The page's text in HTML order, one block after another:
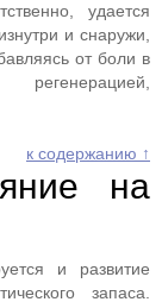
удается
и снаружи,
от боли в
к содержанию ↑
на
и развитие
запаса.